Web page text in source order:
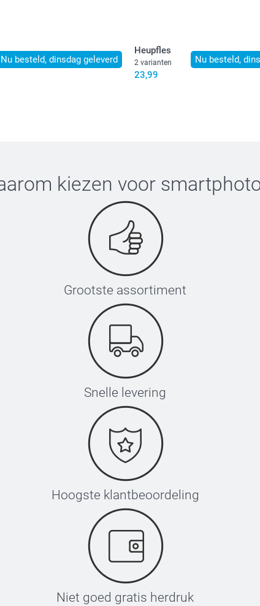
Nu besteld, dinsdag geleverd Nu besteld,
Heupfles
2 varianten
23,99
kiezen voor
Grootste assortiment
Snelle levering
Hoogste klantbeoordeling
Niet goed gratis herdruk